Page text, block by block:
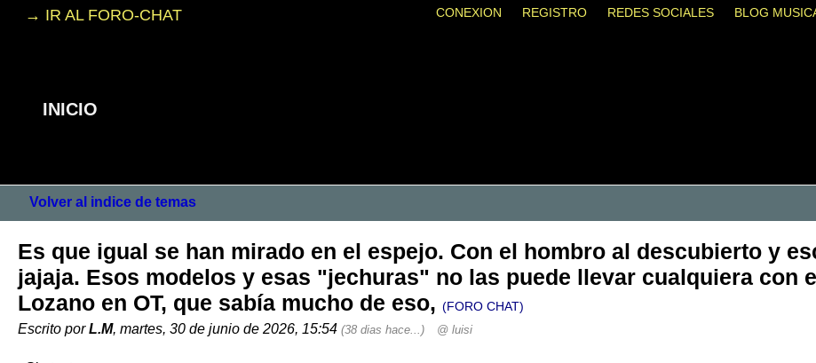
→ IR AL FORO-CHAT
INICIO
CONEXION REGISTRO REDES SOCIALES BLOG
Volver al indice de temas
Es que igual se han mirado en el espejo. Con el hombro al descubierto y
jajaja. Esos modelos y esas "jechuras" no las puede llevar cualquiera con
Lozano en OT, que sabía mucho de eso, (FORO CHAT)
Escrito porL.M, martes, 30 de junio de 2026, 15:54 (38 dias hace...) @ luisi